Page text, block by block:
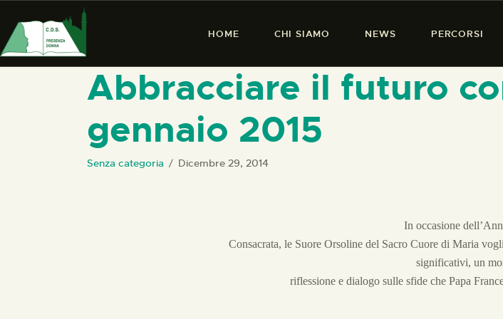
HOME CHI SIAMO NEWS PERCORSI
PRESENZA
NEWS
PERCORSI
CONTATTI
Abbracciare il futuro
gennaio 2015
Senza categoria Dicembre 29, 2014
In occasione
Consacrata, le Suore Orsoline del Sacro Cuore di Maria
significativi, un
riflessione e dialogo sulle sfide che Papa